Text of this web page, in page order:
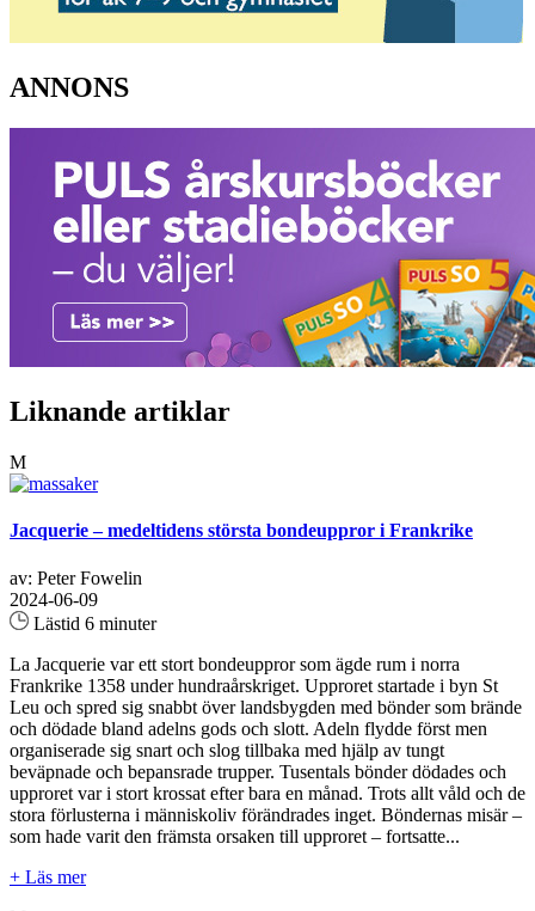
ANNONS
Liknande artiklar
M
Jacquerie – medeltidens största bondeuppror i Frankrike
av: Peter Fowelin
2024-06-09
Lästid 6 minuter
La Jacquerie var ett stort bondeuppror som ägde rum i norra
Frankrike 1358 under hundraårskriget. Upproret startade i byn St
Leu och spred sig snabbt över landsbygden med bönder som brände
och dödade bland adelns gods och slott. Adeln flydde först men
organiserade sig snart och slog tillbaka med hjälp av tungt
beväpnade och bepansrade trupper. Tusentals bönder dödades och
upproret var i stort krossat efter bara en månad. Trots allt våld och de
stora förlusterna i människoliv förändrades inget. Böndernas misär –
som hade varit den främsta orsaken till upproret – fortsatte...
+ Läs mer